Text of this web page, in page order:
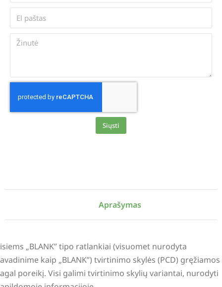
Siųsti
Aprašymas
„BLANK” tipo ratlankiai (visuomet nurodyta
kaip „BLANK”) tvirtinimo skylės (PCD) gręžiamos
poreikį. Visi galimi tvirtinimo skylių variantai, nurodyti